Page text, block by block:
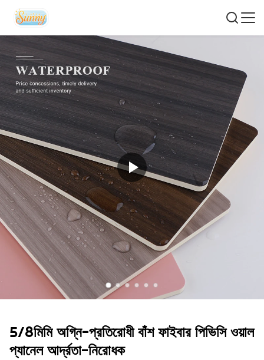
5/8মিমি অগ্নি-প্রতিরোধী বাঁশ ফাইবার পিভিসি ওয়াল
প্যানেল আর্দ্রতা-নিরোধক